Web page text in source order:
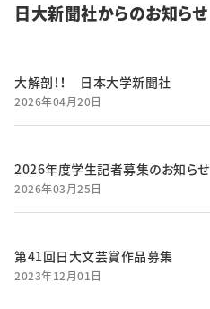
日大新聞社からのお知らせ
大解剖！！ 日本大学新聞社
2026年04月20日
2026年度学生記者募集のお知らせ
2026年03月25日
第41回日大文芸賞作品募集
2023年12月01日